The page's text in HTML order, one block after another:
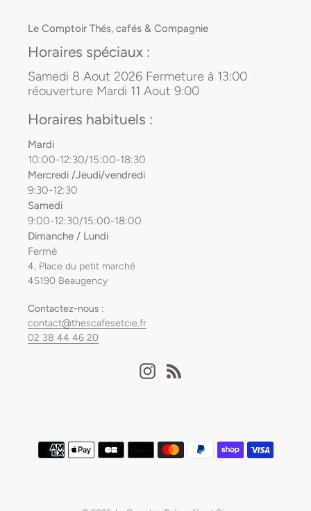
Le Comptoir Thés, cafés & Compagnie
Horaires spéciaux :
Samedi 8 Aout 2026 Fermeture à 13:00
réouverture Mardi 11 Aout 9:00
Horaires habituels :
Mardi
10:00-12:30/15:00-18:30
Mercredi /Jeudi/vendredi
9:30-12:30
Samedi
9:00-12:30/15:00-18:00
Dimanche / Lundi
Fermé
4, Place du petit marché
45190 Beaugency
Contactez-nous :
contact@thescafesetcie.fr
02 38 44 46 20
Instagram
Moyens
de